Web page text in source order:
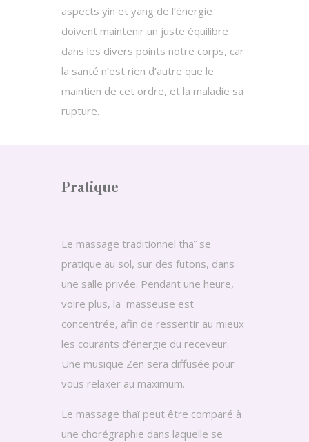
aspects yin et yang de l’énergie
doivent maintenir un juste équilibre
dans les divers points notre corps, car
la santé n’est rien d’autre que le
maintien de cet ordre, et la maladie sa
rupture.
Pratique
Le massage traditionnel thaï se
pratique au sol, sur des futons, dans
une salle privée. Pendant une heure,
voire plus, la masseuse est
concentrée, afin de ressentir au mieux
les courants d’énergie du receveur.
Une musique Zen sera diffusée pour
vous relaxer au maximum.
Le massage thaï peut être comparé à
une chorégraphie dans laquelle se